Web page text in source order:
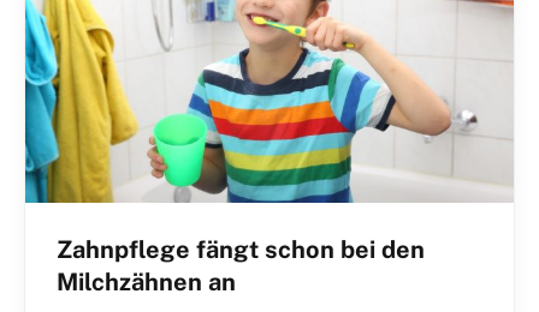
Zahnpflege fängt schon bei den
Milchzähnen an